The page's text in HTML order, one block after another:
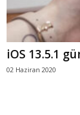
iOS 13.5.1
02 Haziran 2020